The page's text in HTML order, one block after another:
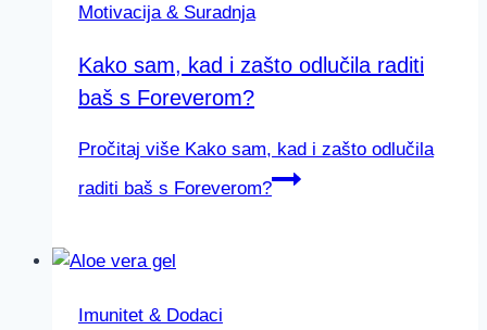
Motivacija & Suradnja
Kako sam, kad i zašto odlučila raditi
baš s Foreverom?
Pročitaj više Kako sam, kad i zašto odlučila
raditi baš s Foreverom?
Imunitet & Dodaci